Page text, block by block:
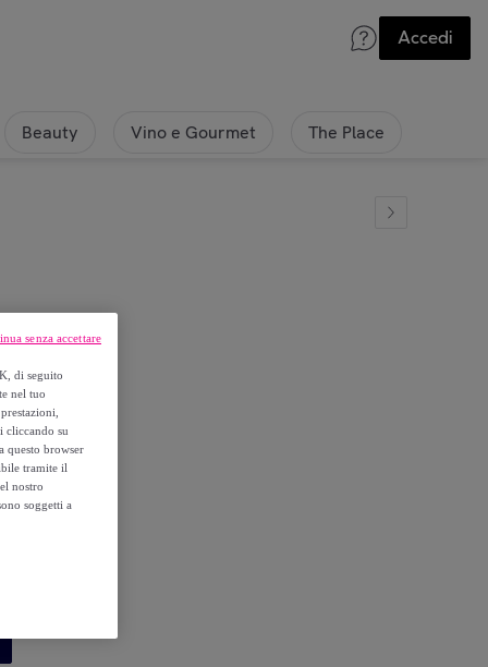
Accedi
Beauty Vino e Gourmet The Place
di seguito
nel tuo
cliccando su
questo browser
tramite il
nostro
soggetti a
senza accettare